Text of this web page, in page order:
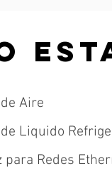
Aire
Liquido
para Redes